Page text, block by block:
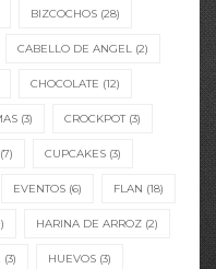
BIZCOCHOS (28)
CABELLO DE ANGEL(2)
CHOCOLATE (12)
(3) CROCKPOT(3)
CUPCAKES(3)
EVENTOS (6) FLAN (18)
HARINA DE ARROZ (2)
(3) HUEVOS(3)